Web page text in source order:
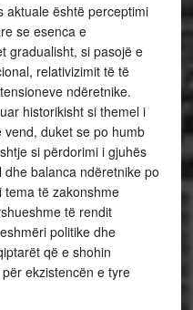
aktuale është perceptimi
se esenca e
gradualisht, si pasojë e
relativizimit të të
ndëretnike.
historikisht si themel i
duket se po humb
si përdorimi i gjuhës
balanca ndëretnike po
të zakonshme
të rendit
politike dhe
që e shohin
ekzistencën e tyre